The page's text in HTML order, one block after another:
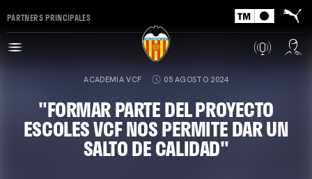
PARTNERS PRINCIPALES
ACADEMIA VCF 05 AGOSTO 2024
"FORMAR PARTE DEL PROYECTO
ESCOLES VCF NOS PERMITE DAR UN
SALTO DE CALIDAD"